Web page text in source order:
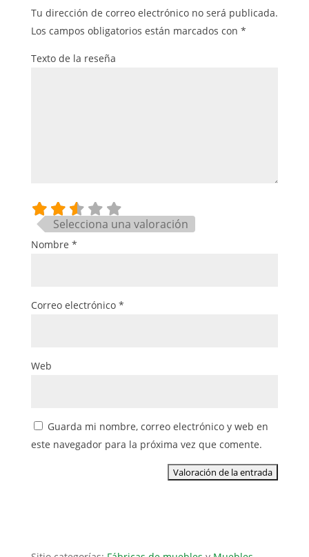
Tu dirección de correo electrónico no será publicada.
Los campos obligatorios están marcados con *
Texto de la reseña
Selecciona una valoración
Nombre *
Correo electrónico *
Web
Guarda mi nombre, correo electrónico y web en
este navegador para la próxima vez que comente.